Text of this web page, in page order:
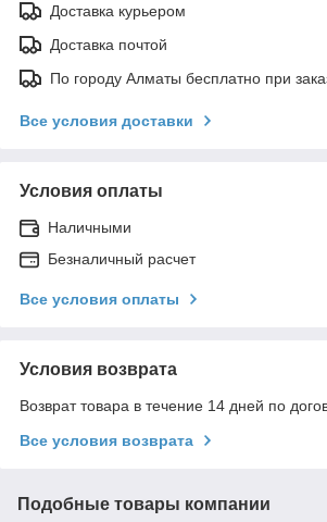
Доставка курьером
Доставка почтой
По городу Алматы бесплатно при
Все условия доставки
Условия оплаты
Наличными
Безналичный расчет
Все условия оплаты
Условия возврата
Возврат товара в течение 14 дней по
Все условия возврата
Подобные товары компании